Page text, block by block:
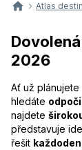
Atlas
2026
Ať už plánujete
hledáte
najdete
představuje
řešit